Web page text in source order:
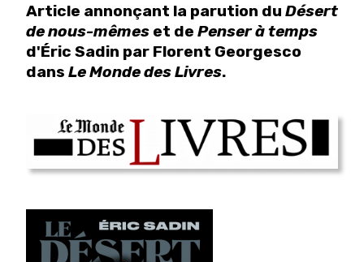
Article annonçant la parution du Désert
de nous-mêmes et de Penser à temps
d'Éric Sadin par Florent Georgesco
dans Le Monde des Livres.